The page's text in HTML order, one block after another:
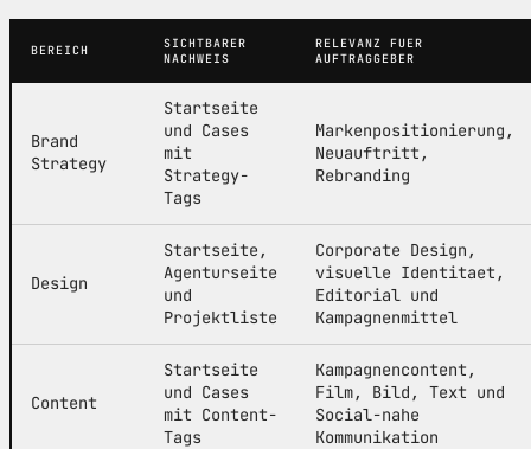
BEREICH
SICHTBARER
NACHWEIS
RELEVANZ FUER
AUFTRAGGEBER
Brand
Strategy
Startseite
und Cases
mit
Strategy-
Tags
Markenpositionierung,
Neuauftritt,
Rebranding
Design
Startseite,
Agenturseite
und
Projektliste
Corporate Design,
visuelle Identitaet,
Editorial und
Kampagnenmittel
Content
Startseite
und Cases
mit Content-
Tags
Kampagnencontent,
Film, Bild, Text und
Social-nahe
Kommunikation